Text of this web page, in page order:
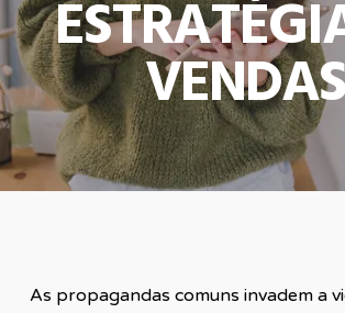
VENDAS
As propagandas comuns invadem a